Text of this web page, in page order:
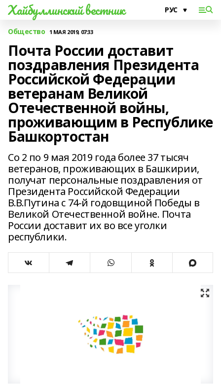
Хайбуллинский вестник
Общество 1 МАЯ 2019, 07:33
Почта России доставит
поздравления Президента
Российской Федерации
ветеранам Великой
Отечественной войны,
проживающим в Республике
Башкортостан
Со 2 по 9 мая 2019 года более 37 тысяч
ветеранов, проживающих в Башкирии,
получат персональные поздравления от
Президента Российской Федерации
В.В.Путина с 74-й годовщиной Победы в
Великой Отечественной войне. Почта
России доставит их во все уголки
республики.